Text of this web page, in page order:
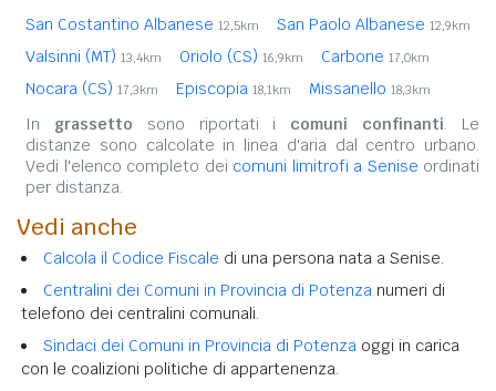
San Costantino Albanese 12,5km San Paolo Albanese 12,9km
Valsinni (MT) 13,4km Oriolo (CS) 16,9km Carbone 17,0km
Nocara (CS) 17,3km Episcopia 18,1km Missanello 18,3km
In grassetto sono riportati i comuni confinanti. Le
distanze sono calcolate in linea d'aria dal centro urbano.
Vedi l'elenco completo dei comuni limitrofi a Senise ordinati
per distanza.
Vedi anche
Calcola il Codice Fiscale di una persona nata a Senise.
Centralini dei Comuni in Provincia di Potenza numeri di
telefono dei centralini comunali.
Sindaci dei Comuni in Provincia di Potenza oggi in carica
con le coalizioni politiche di appartenenza.